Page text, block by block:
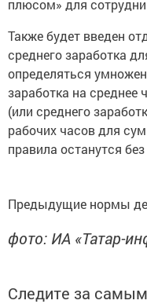
плюсом» для
Также будет введен
среднего заработка
определяться
заработка на среднее
(или среднего
рабочих часов для
правила останутся
Предыдущие нормы
фото: ИА «Татар-
Следите за